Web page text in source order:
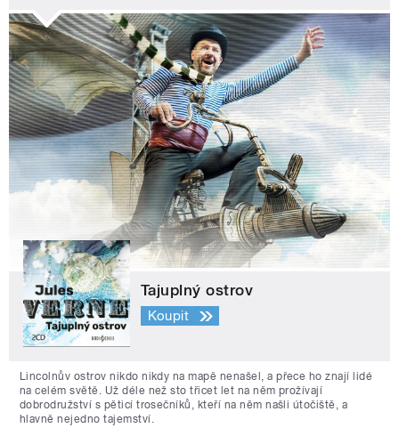
Tajuplný ostrov
Koupit
Lincolnův ostrov nikdo nikdy na mapě nenašel, a přece ho znají lidé
na celém světě. Už déle než sto třicet let na něm prožívají
dobrodružství s pěticí trosečníků, kteří na něm našli útočiště, a
hlavně nejedno tajemství.